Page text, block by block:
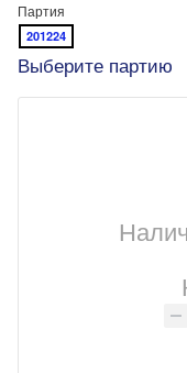
Партия
201224
Выберите партию